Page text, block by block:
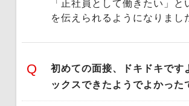
「正社員として働きたい」と
を伝えられるようになりまし
初めての面接、ドキドキです
ックスできたようでよかった